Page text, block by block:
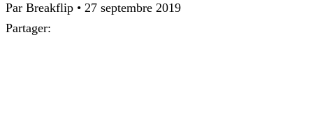
Par Breakflip • 27 septembre 2019
Partager: